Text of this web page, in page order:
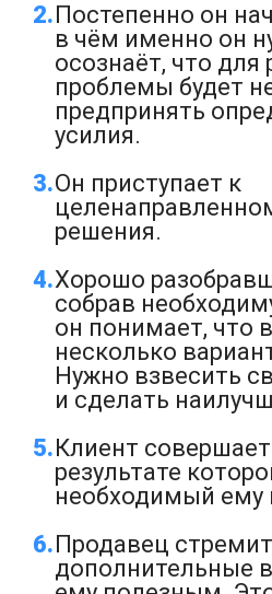
Постепенно он
в чём именно он
осознаёт, что для
проблемы будет
предпринять
усилия.
Он приступает к
решения.
Хорошо
собрав
он понимает, что
несколько
Нужно взвесить
и сделать
Клиент
результате
необходимый ему
Продавец
дополнительные